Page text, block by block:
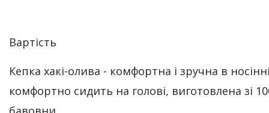
Вартість
Кепка хакі-олива - комфортна і зручна в
комфортно сидить на голові, виготовлена зі